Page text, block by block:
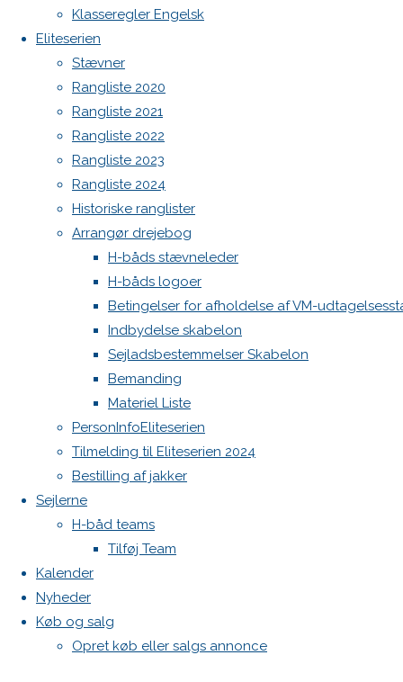
Klasseregler Engelsk
Eliteserien
Stævner
Rangliste 2020
Rangliste 2021
Rangliste 2022
Rangliste 2023
Rangliste 2024
Historiske ranglister
Arrangør drejebog
H-båds stævneleder
H-båds logoer
Betingelser for afholdelse af VM-
Indbydelse skabelon
Sejladsbestemmelser Skabelon
Bemanding
Materiel Liste
PersonInfoEliteserien
Tilmelding til Eliteserien 2024
Bestilling af jakker
Sejlerne
H-båd teams
Tilføj Team
Kalender
Nyheder
Køb og salg
Opret køb eller salgs annonce
Previous
image
Next
image
Skriv
et
svar
Din e-
mailadresse
vil ikke
blive
publiceret.
Krævede
felter er
markeret
med
Comment
WordPress.org